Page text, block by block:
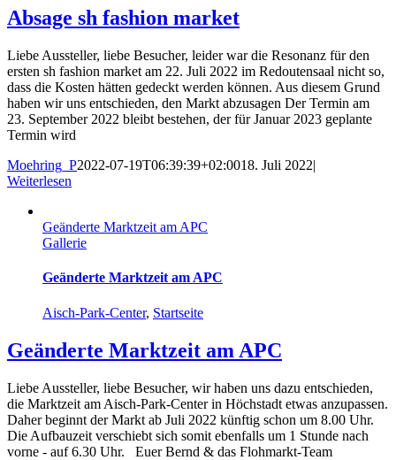
Absage sh fashion market
Liebe Aussteller, liebe Besucher, leider war die Resonanz für den
ersten sh fashion market am 22. Juli 2022 im Redoutensaal nicht so,
dass die Kosten hätten gedeckt werden können. Aus diesem Grund
haben wir uns entschieden, den Markt abzusagen Der Termin am
23. September 2022 bleibt bestehen, der für Januar 2023 geplante
Termin wird
Moehring_P2022-07-19T06:39:39+02:0018. Juli 2022|
Weiterlesen
Geänderte Marktzeit am APC
Gallerie
Geänderte Marktzeit am APC
Aisch-Park-Center, Startseite
Geänderte Marktzeit am APC
Liebe Aussteller, liebe Besucher, wir haben uns dazu entschieden,
die Marktzeit am Aisch-Park-Center in Höchstadt etwas anzupassen.
Daher beginnt der Markt ab Juli 2022 künftig schon um 8.00 Uhr.
Die Aufbauzeit verschiebt sich somit ebenfalls um 1 Stunde nach
vorne - auf 6.30 Uhr. Euer Bernd & das Flohmarkt-Team